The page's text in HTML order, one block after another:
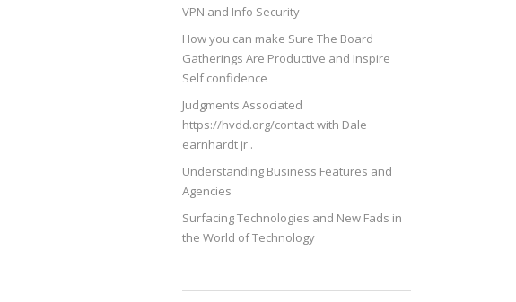
VPN and Info Security
How you can make Sure The Board
Gatherings Are Productive and Inspire
Self confidence
Judgments Associated
https://hvdd.org/contact with Dale
earnhardt jr .
Understanding Business Features and
Agencies
Surfacing Technologies and New Fads in
the World of Technology